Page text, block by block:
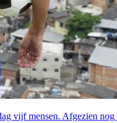
vijf mensen. Afgezien